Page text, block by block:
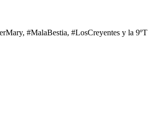
#MalaBestia, #LosCreyentes y la 9ºT